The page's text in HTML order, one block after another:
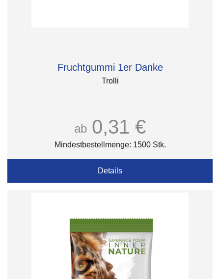
Fruchtgummi 1er Danke
Trolli
ab 0,31 €
Mindestbestellmenge: 1500 Stk.
Details